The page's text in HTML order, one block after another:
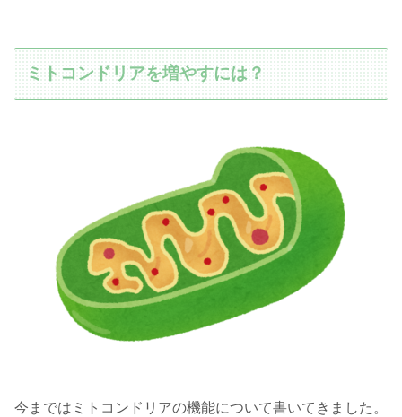
ミトコンドリアを増やすには？
今まではミトコンドリアの機能について書いてきました。